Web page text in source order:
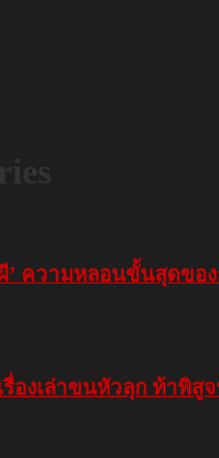
ผี’ ความหลอนขั้นสุดข
รื่องเล่าขนหัวลุก ท้าพิ